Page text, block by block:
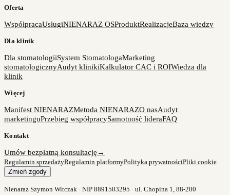
Oferta
WspółpracaUsługiNIENARAZ OSProduktRealizacjeBaza wiedzy
Dla klinik
Dla stomatologiiSystem StomatologaMarketing
stomatologicznyAudyt klinikiKalkulator CAC i ROIWiedza dla
klinik
Więcej
Manifest NIENARAZMetoda NIENARAZO nasAudyt
marketinguPrzebieg współpracySamotność lideraFAQ
Kontakt
Umów bezpłatną konsultację →
Regulamin sprzedażyRegulamin platformyPolityka prywatnościPliki cookie
Zmień zgody
Nienaraz Szymon Witczak · NIP 8891503295 · ul. Chopina 1, 88-200